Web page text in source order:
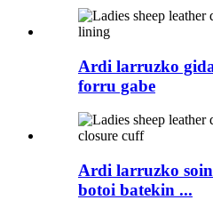
Ardi larruzko
forru gabe
Ardi larruzko
botoi batekin ...